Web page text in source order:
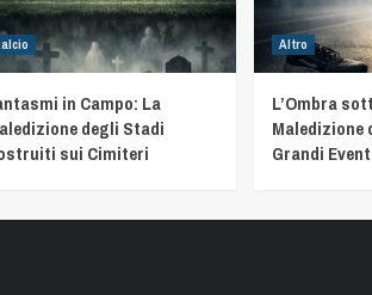
in Campo: La
degli Stadi
sui Cimiteri
Altro
L’Ombra
Maledizione
Grandi